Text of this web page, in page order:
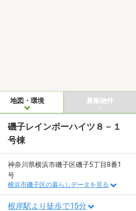
地図・環境 募集物件
磯子レインボーハイツ８－１
号棟
神奈川県横浜市磯子区磯子5丁目8番1
号
横浜市磯子区の暮らしデータを見る
根岸駅より徒歩で15分